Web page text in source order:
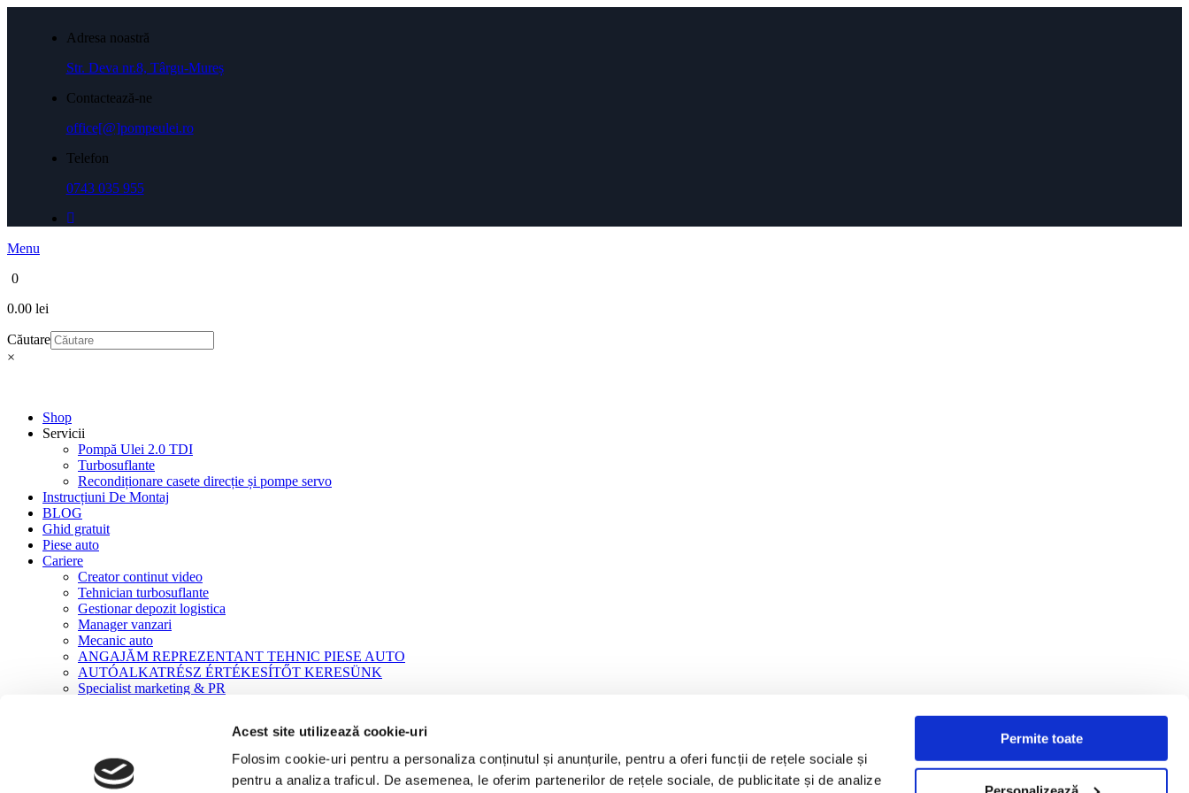
Acest site utilizează cookie-uri
Folosim cookie-uri pentru a personaliza conținutul și anunțurile, pentru a oferi funcții de rețele sociale și
pentru a analiza traficul. De asemenea, le oferim partenerilor de rețele sociale, de publicitate și de analize
Permite toate
Adresa noastră
Str. Deva nr.8, Târgu-Mureș
Contactează-ne
office[@]pompeulei.ro
Telefon
0743 035 955
Menu
0
0.00 lei
Căutare
×
Shop
Servicii
Pompă Ulei 2.0 TDI
Turbosuflante
Recondiționare casete direcție și pompe servo
Instrucțiuni De Montaj
BLOG
Ghid gratuit
Piese auto
Cariere
Creator continut video
Tehnician turbosuflante
Gestionar depozit logistica
Manager vanzari
Mecanic auto
ANGAJĂM REPREZENTANT TEHNIC PIESE AUTO
AUTÓALKATRÉSZ ÉRTÉKESÍTŐT KERESÜNK
Specialist marketing & PR
Turbosuflante NOI
Mercedes Actros/Antos/Arocs/Axor OM 457 LA